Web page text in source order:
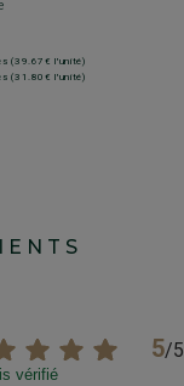
(39.67€ l'unité)
(31.80€ l'unité)
5/5
vérifié